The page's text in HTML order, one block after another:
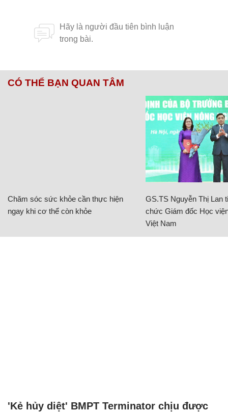
CÓ THỂ BẠN QUAN TÂM
Chăm sóc sức khỏe cần thực hiện
ngay khi cơ thể còn khỏe
GS.TS Nguyễn Thị Lan
chức Giám đốc Học
Việt Nam
'Kẻ hủy diệt' BMPT Terminator chịu được